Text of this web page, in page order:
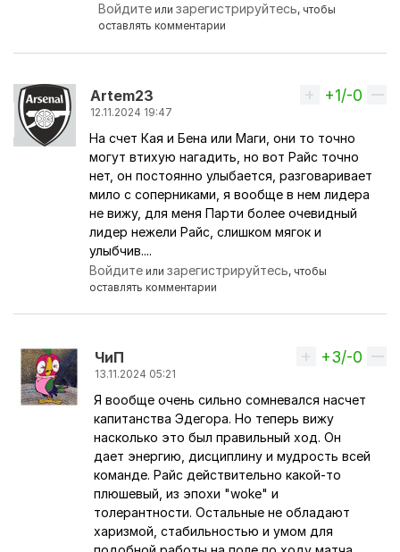
Войдите илизарегистрируйтесь, чтобы
оставлять комментарии
Artem23
12.11.2024 19:47
Вверх
+1/-0
На счет Кая и Бена или Маги, они то точно
могут втихую нагадить, но вот Райс точно
нет, он постоянно улыбается, разговаривает
мило с соперниками, я вообще в нем лидера
не вижу, для меня Парти более очевидный
лидер нежели Райс, слишком мягок и
улыбчив....
Войдите илизарегистрируйтесь, чтобы
оставлять комментарии
ЧиП
13.11.2024 05:21
Ответ на комментарий пользователяArtem23
Вверх
+3/-0
Я вообще очень сильно сомневался насчет
капитанства Эдегора. Но теперь вижу
насколько это был правильный ход. Он
дает энергию, дисциплину и мудрость всей
команде. Райс действительно какой-то
плюшевый, из эпохи "woke" и
толерантности. Остальные не обладают
харизмой, стабильностью и умом для